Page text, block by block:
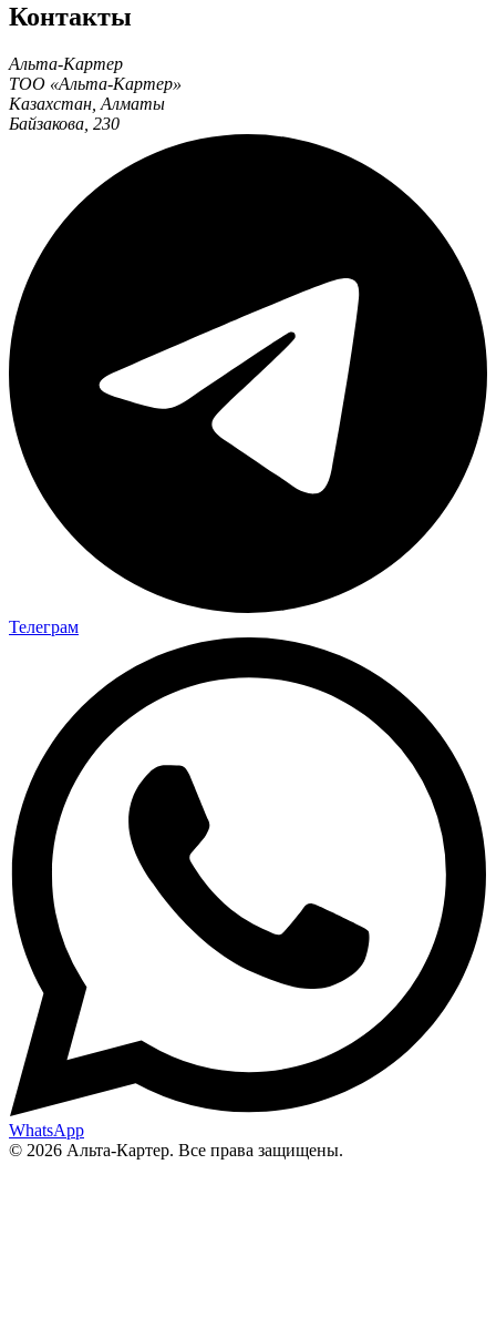
Контакты
Альта-Картер
ТОО «Альта-Картер»
Казахстан Алматы
Байзакова, 230
Телеграм
WhatsApp
© 2026 Альта-Картер. Все права защищены.